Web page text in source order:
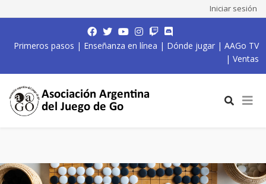
Iniciar sesión
Primeros pasos | Enseñanza en línea | Dónde jugar | AAGo TV
| Ventas